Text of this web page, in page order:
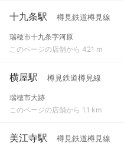
十九条駅 樽見鉄道樽見線
瑞穂市十九条字河原
このページの店舗から 421 m
横屋駅 樽見鉄道樽見線
瑞穂市大跡
このページの店舗から 1.1 km
美江寺駅 樽見鉄道樽見線